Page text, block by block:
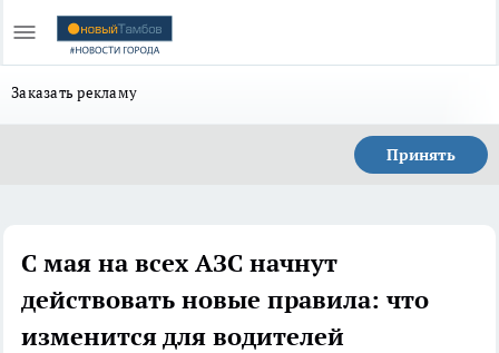
Заказать рекламу
Принять
С мая на всех АЗС начнут
действовать новые правила: что
изменится для водителей